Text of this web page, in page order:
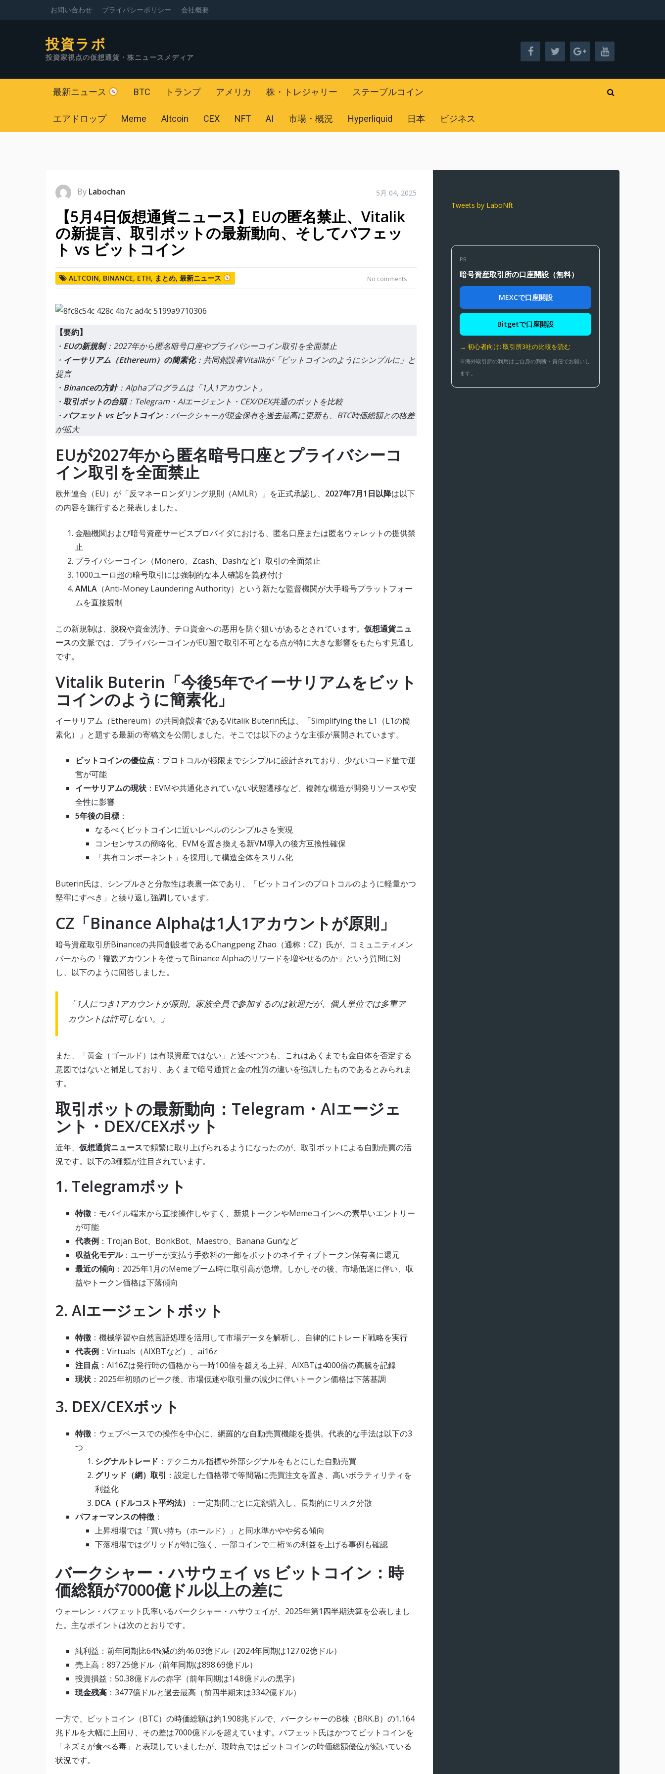
お問い合わせ プライバシーポリシー 会社概要
投資ラボ
投資家視点の仮想通貨・株ニュースメディア
最新ニュース BTC トランプ アメリカ 株・トレジャリー ステーブルコイン
エアドロップ Meme Altcoin CEX NFT AI 市場・概況 Hyperliquid 日本 ビジネス
By Labochan 5月 04, 2025
【5月4日仮想通貨ニュース】EUの匿名禁止、Vitalik
の新提言、取引ボットの最新動向、そしてバフェッ
ト vs ビットコイン
ALTCOIN, BINANCE, ETH, まとめ, 最新ニュース No comments
【要約】
・ EUの新規制：2027年から匿名暗号口座やプライバシーコイン取引を全面禁止
・ イーサリアム（Ethereum）の簡素化：共同創設者Vitalikが「ビットコインのようにシンプルに」と
提言
・ Binanceの方針：Alphaプログラムは「1人1アカウント」
・ 取引ボットの台頭：Telegram・AIエージェント・CEX/DEX共通のボットを比較
・ バフェット vs ビットコイン：バークシャーが現金保有を過去最高に更新も、BTC時価総額との格差
が拡大
EUが2027年から匿名暗号口座とプライバシーコ
イン取引を全面禁止
欧州連合（EU）が「反マネーロンダリング規則（AMLR）」を正式承認し、 2027年7月1日以降は以下
の内容を施行すると発表しました。
金融機関および暗号資産サービスプロバイダにおける、匿名口座または匿名ウォレットの提供禁
止
プライバシーコイン（Monero、Zcash、Dashなど）取引の全面禁止
1000ユーロ超の暗号取引には強制的な本人確認を義務付け
AMLA （Anti-Money Laundering Authority）という新たな監督機関が大手暗号プラットフォー
ムを直接規制
この新規制は、脱税や資金洗浄、テロ資金への悪用を防ぐ狙いがあるとされています。 仮想通貨ニュ
ースの文脈では、プライバシーコインがEU圏で取引不可となる点が特に大きな影響をもたらす見通し
です。
Vitalik Buterin「今後5年でイーサリアムをビット
コインのように簡素化」
イーサリアム（Ethereum）の共同創設者であるVitalik Buterin氏は、「Simplifying the L1（L1の簡
素化）」と題する最新の寄稿文を公開しました。そこでは以下のような主張が展開されています。
ビットコインの優位点 ：プロトコルが極限までシンプルに設計されており、少ないコード量で運
営が可能
イーサリアムの現状 ：EVMや共通化されていない状態遷移など、複雑な構造が開発リソースや安
全性に影響
5年後の目標 ：
なるべくビットコインに近いレベルのシンプルさを実現
コンセンサスの簡略化、EVMを置き換える新VM導入の後方互換性確保
「共有コンポーネント」を採用して構造全体をスリム化
Buterin氏は、シンプルさと分散性は表裏一体であり、「ビットコインのプロトコルのように軽量かつ
堅牢にすべき」と繰り返し強調しています。
CZ「Binance Alphaは1人1アカウントが原則」
暗号資産取引所Binanceの共同創設者であるChangpeng Zhao（通称：CZ）氏が、コミュニティメン
バーからの「複数アカウントを使ってBinance Alphaのリワードを増やせるのか」という質問に対
し、以下のように回答しました。
「1人につき1アカウントが原則。家族全員で参加するのは歓迎だが、個人単位では多重ア
カウントは許可しない。」
また、「黄金（ゴールド）は有限資産ではない」と述べつつも、これはあくまでも金自体を否定する
意図ではないと補足しており、あくまで暗号通貨と金の性質の違いを強調したものであるとみられま
す。
取引ボットの最新動向：Telegram・AIエージェ
ント・DEX/CEXボット
近年、 仮想通貨ニュースで頻繁に取り上げられるようになったのが、取引ボットによる自動売買の活
況です。以下の3種類が注目されています。
1. Telegramボット
特徴 ：モバイル端末から直接操作しやすく、新規トークンやMemeコインへの素早いエントリー
が可能
代表例 ：Trojan Bot、BonkBot、Maestro、Banana Gunなど
収益化モデル：ユーザーが支払う手数料の一部をボットのネイティブトークン保有者に還元
最近の傾向 ：2025年1月のMemeブーム時に取引高が急増。しかしその後、市場低迷に伴い、収
益やトークン価格は下落傾向
2. AIエージェントボット
特徴 ：機械学習や自然言語処理を活用して市場データを解析し、自律的にトレード戦略を実行
代表例 ：Virtuals（AIXBTなど）、ai16z
注目点 ：AI16Zは発行時の価格から一時100倍を超える上昇、AIXBTは4000倍の高騰を記録
現状 ：2025年初頭のピーク後、市場低迷や取引量の減少に伴いトークン価格は下落基調
3. DEX/CEXボット
特徴 ：ウェブベースでの操作を中心に、網羅的な自動売買機能を提供。代表的な手法は以下の3
つ
シグナルトレード ：テクニカル指標や外部シグナルをもとにした自動売買
グリッド（網）取引 ：設定した価格帯で等間隔に売買注文を置き、高いボラティリティを
利益化
DCA（ドルコスト平均法）
：一定期間ごとに定額購入し、長期的にリスク分散
パフォーマンスの特徴 ：
上昇相場では「買い持ち（ホールド）」と同水準かやや劣る傾向
下落相場ではグリッドが特に強く、一部コインで二桁％の利益を上げる事例も確認
バークシャー・ハサウェイ vs ビットコイン：時
価総額が7000億ドル以上の差に
ウォーレン・バフェット氏率いるバークシャー・ハサウェイが、2025年第1四半期決算を公表しまし
た。主なポイントは次のとおりです。
純利益：前年同期比64%減の約46.03億ドル（2024年同期は127.02億ドル）
売上高：897.25億ドル（前年同期は898.69億ドル）
投資損益：50.38億ドルの赤字（前年同期は14.8億ドルの黒字）
現金残高 ：3477億ドルと過去最高（前四半期末は3342億ドル）
一方で、ビットコイン（BTC）の時価総額は約1.908兆ドルで、バークシャーのB株（BRK.B）の1.164
兆ドルを大幅に上回り、その差は7000億ドルを超えています。バフェット氏はかつてビットコインを
「ネズミが食べる毒」と表現していましたが、現時点ではビットコインの時価総額優位が続いている
状況です。
Tweets by LaboNft
PR
暗号資産取引所の口座開設（無料）
MEXCで口座開設
Bitgetで口座開設
→ 初心者向け: 取引所3社の比較を読む
※海外取引所の利用はご自身の判断・責任でお願いし
ます。